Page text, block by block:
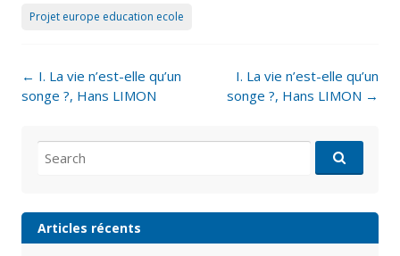
Projet europe education ecole
Post
navigation
← I. La vie n’est-elle qu’un
songe ?, Hans LIMON
I. La vie n’est-elle qu’un
songe ?, Hans LIMON →
for:
Articles récents